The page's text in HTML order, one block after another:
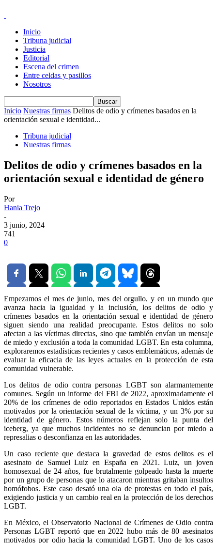
Inicio
Tribuna judicial
Justicia
Editorial
Escena del crimen
Entre celdas y pasillos
Nosotros
Inicio Nuestras firmas Delitos de odio y crímenes basados en la
orientación sexual e identidad...
Tribuna judicial
Nuestras firmas
Delitos de odio y crímenes basados en la
orientación sexual e identidad de género
Por
Hania Trejo
-
3 junio, 2024
741
0
Empezamos el mes de junio, mes del orgullo, y en un mundo que
avanza hacia la igualdad y la inclusión, los delitos de odio y
crímenes basados en la orientación sexual e identidad de género
siguen siendo una realidad preocupante. Estos delitos no solo
afectan a las víctimas directas, sino que también envían un mensaje
de miedo y exclusión a toda la comunidad LGBT. En esta columna,
exploraremos estadísticas recientes y casos emblemáticos, además de
evaluar la eficacia de las leyes actuales en la protección de esta
comunidad vulnerable.
Los delitos de odio contra personas LGBT son alarmantemente
comunes. Según un informe del FBI de 2022, aproximadamente el
20% de los crímenes de odio reportados en Estados Unidos están
motivados por la orientación sexual de la víctima, y un 3% por su
identidad de género. Estos números reflejan solo la punta del
iceberg, ya que muchos incidentes no se denuncian por miedo a
represalias o desconfianza en las autoridades.
Un caso reciente que destaca la gravedad de estos delitos es el
asesinato de Samuel Luiz en España en 2021. Luiz, un joven
homosexual de 24 años, fue brutalmente golpeado hasta la muerte
por un grupo de personas que lo atacaron mientras gritaban insultos
homófobos. Este caso desató una ola de protestas en todo el país,
exigiendo justicia y un cambio real en la protección de los derechos
LGBT.
En México, el Observatorio Nacional de Crímenes de Odio contra
Personas LGBT reportó que en 2022 hubo más de 80 asesinatos
motivados por odio hacia la comunidad LGBT. Uno de los casos